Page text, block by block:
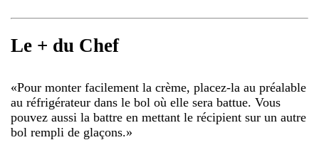
Le + du Chef
«Pour monter facilement la crème, placez-la au préalable
au réfrigérateur dans le bol où elle sera battue. Vous
pouvez aussi la battre en mettant le récipient sur un autre
bol rempli de glaçons.»